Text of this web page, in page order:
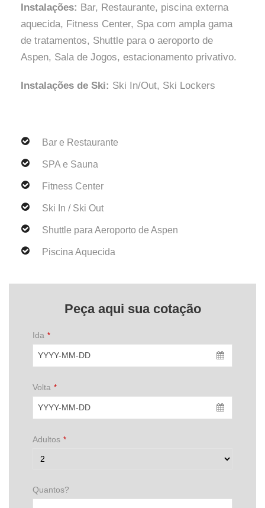
Instalações: Bar, Restaurante, piscina externa
aquecida, Fitness Center, Spa com ampla gama
de tratamentos, Shuttle para o aeroporto de
Aspen, Sala de Jogos, estacionamento privativo.
Instalações de Ski: Ski In/Out, Ski Lockers
Bar e Restaurante
SPA e Sauna
Fitness Center
Ski In / Ski Out
Shuttle para Aeroporto de Aspen
Piscina Aquecida
Peça aqui sua cotação
Ida *
Volta *
Adultos *
Quantos?